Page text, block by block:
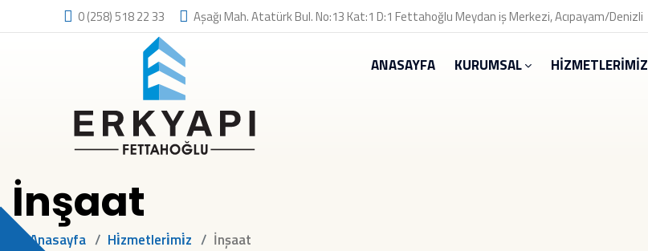
0 (258) 518 22 33 Aşağı Mah. Atatürk Bul. No:13 Kat:1 D:1 Fettahoğlu Meydan iş Merkezi, Acıpayam/Denizli
ANASAYFA KURUMSAL HİZMETLERİMİZ
İnşaat
Anasayfa Hi̇zmetleri̇mi̇z İnşaat